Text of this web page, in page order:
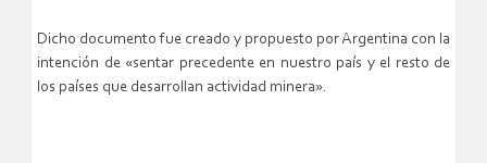
Dicho documento fue creado y propuesto por Argentina con la
intención de «sentar precedente en nuestro país y el resto de
los países que desarrollan actividad minera».